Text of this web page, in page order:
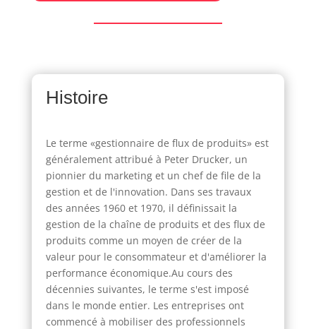
Histoire
Le terme «gestionnaire de flux de produits» est
généralement attribué à Peter Drucker, un
pionnier du marketing et un chef de file de la
gestion et de l'innovation. Dans ses travaux
des années 1960 et 1970, il définissait la
gestion de la chaîne de produits et des flux de
produits comme un moyen de créer de la
valeur pour le consommateur et d'améliorer la
performance économique.Au cours des
décennies suivantes, le terme s'est imposé
dans le monde entier. Les entreprises ont
commencé à mobiliser des professionnels